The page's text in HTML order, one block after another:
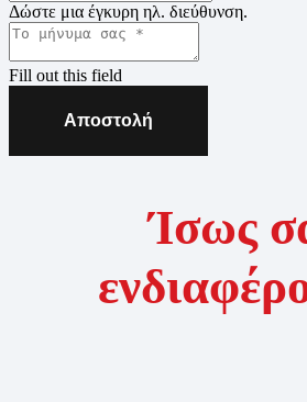
Δώστε μια έγκυρη ηλ. διεύθυνση.
Fill out this field
Αποστολή
Ίσως